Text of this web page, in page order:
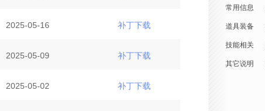
2025-05-16 补丁下载
2025-05-09 补丁下载
2025-05-02 补丁下载
常用信息
道具装备
技能相关
其它说明